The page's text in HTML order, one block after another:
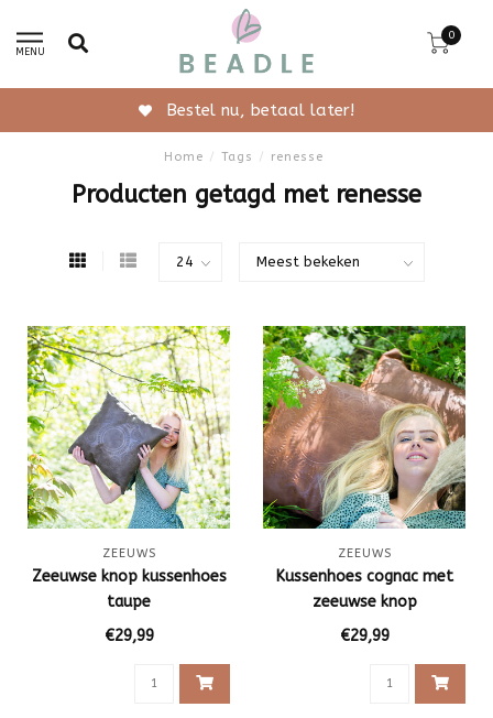
MENU
0
Bestel nu, betaal later!
Home / Tags / renesse
Producten getagd met renesse
ZEEUWS
Zeeuwse knop kussenhoes
taupe
€29,99
ZEEUWS
Kussenhoes cognac met
zeeuwse knop
€29,99